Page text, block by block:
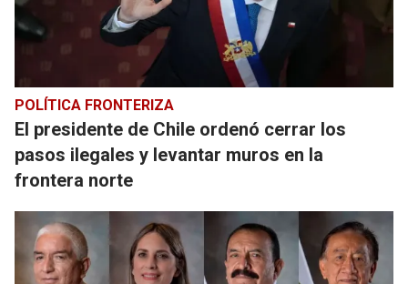
POLÍTICA FRONTERIZA
El presidente de Chile ordenó cerrar los
pasos ilegales y levantar muros en la
frontera norte